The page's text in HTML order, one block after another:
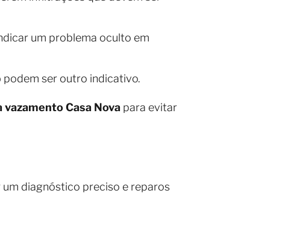
um problema oculto em
podem ser outro indicativo.
vazamento Casa Nova para evitar
diagnóstico preciso e reparos